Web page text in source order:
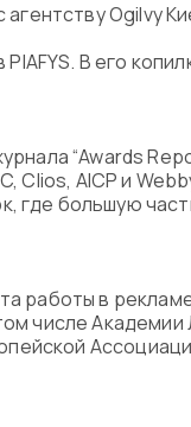
Ogilvy
В его
“Awards
Clios, AICP и
где большую
работы в
числе Академии